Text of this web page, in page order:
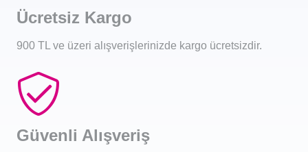
Ücretsiz Kargo
900 TL ve üzeri alışverişlerinizde kargo ücretsizdir.
Güvenli Alışveriş